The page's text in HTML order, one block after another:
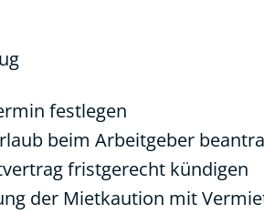
festlegen
beim Arbeitgeber
fristgerecht kündigen
der Mietkaution mit